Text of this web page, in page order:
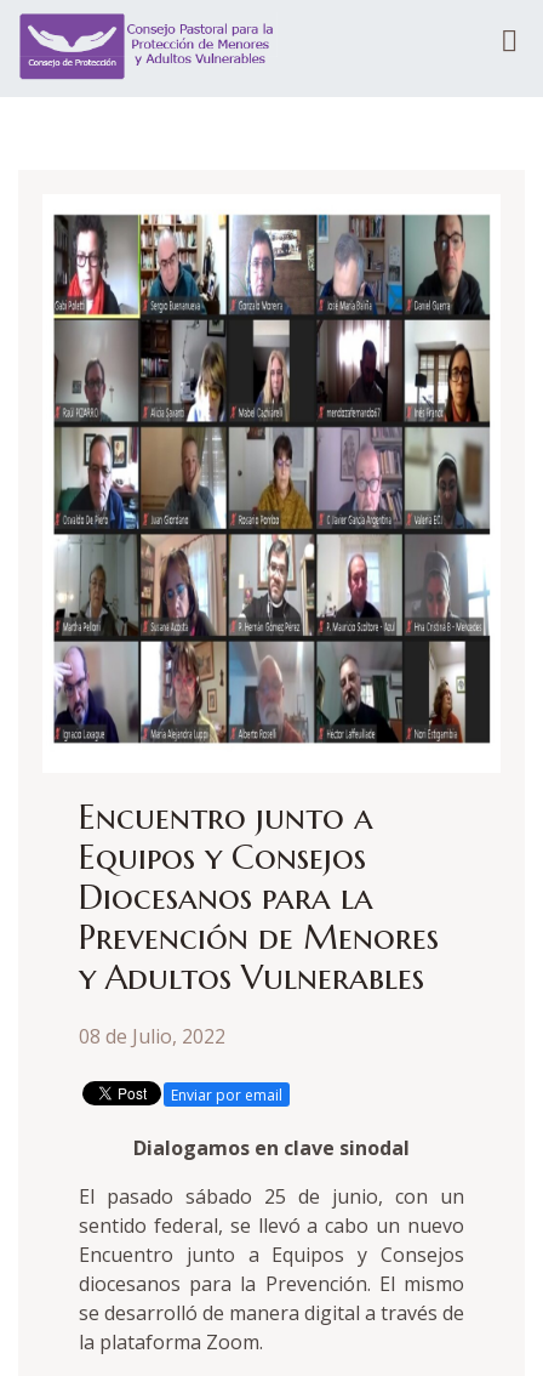
Encuentro junto a
Equipos y Consejos
Diocesanos para la
Prevención de Menores
y Adultos Vulnerables
08 de Julio, 2022
Enviar por email
Dialogamos en clave sinodal
El pasado sábado 25 de junio, con un
sentido federal, se llevó a cabo un nuevo
Encuentro junto a Equipos y Consejos
diocesanos para la Prevención. El mismo
se desarrolló de manera digital a través de
la plataforma Zoom.